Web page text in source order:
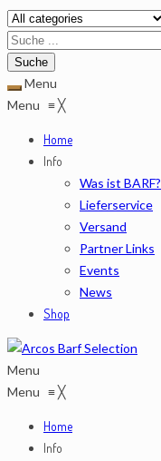
Menu
Menu ≡╳
Home
Info
Was ist BARF?
Lieferservice
Versand
Partner Links
Events
News
Shop
Menu
Menu ≡╳
Home
Info